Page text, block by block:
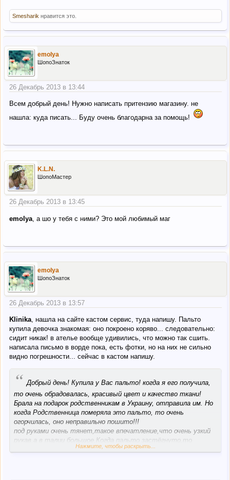
Smesharik нравится это.
emolya
ШопоЗнаток
26 Декабрь 2013 в 13:44
Всем добрый день! Нужно написать притензию магазину. не
нашла: куда писать... Буду очень благодарна за помощь!
K.L.N.
ШопоМастер
26 Декабрь 2013 в 13:45
emolya , а шо у тебя с ними? Это мой любимый маг
emolya
ШопоЗнаток
26 Декабрь 2013 в 13:57
Klinika, нашла на сайте кастом сервис, туда напишу. Пальто
купила девочка знакомая: оно покроено коряво... следовательно:
сидит никак! в ателье вообще удивились, что можно так сшить.
написала письмо в ворде пока, есть фотки, но на них не сильно
видно погрешности... сейчас в кастом напишу.
“ Добрый день! Купила у Вас пальто! когда я его получила,
то очень обрадовалась, красивый цвет и качество ткани!
Брала на подарок родственникам в Украину, отправила им. Но
когда Родственница померяла это пальто, то очень
огорчилась, оно неправильно пошито!!!
под руками очень тянет,такое впечатление,что очень узкий
рукав,а в талии большое.Когда пальто застёгнуто,то
перекошено.Я обратилась в ателье,там мне сказали,что
Нажмите, чтобы раскрыть...